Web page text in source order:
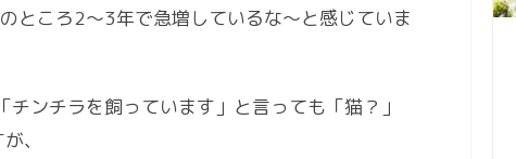
ところ2～3年で急増しているな～と感じていま
ンチラを飼っています」と言っても「猫？」
、